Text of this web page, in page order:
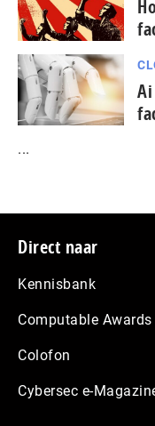
...
Footer
Direct naar
Kennisbank
Computable Awards
Colofon
Cybersec e-